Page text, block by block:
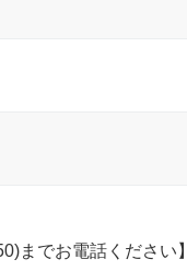
までお電話ください】